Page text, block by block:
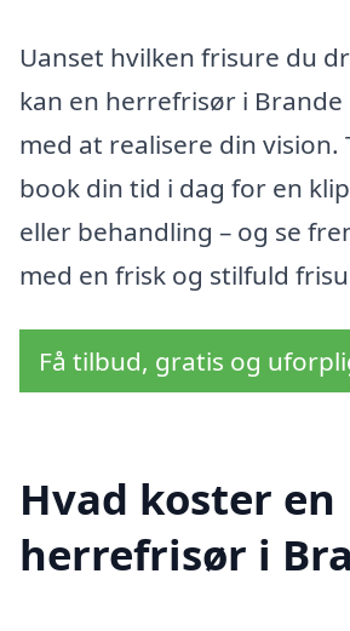
Uanset hvilken frisure du
kan en herrefrisør i
med at realisere din vision.
book din tid i dag for en
eller behandling – og se
med en frisk og stilfuld
Få tilbud, gratis og
Hvad koster en
herrefrisør i